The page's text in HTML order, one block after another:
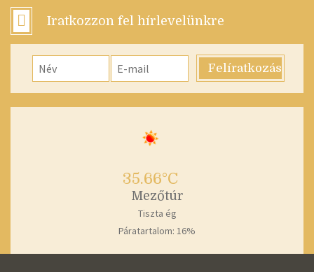
Iratkozzon fel hírlevelünkre
35.66°C
Mezőtúr
Tiszta ég
Páratartalom: 16%